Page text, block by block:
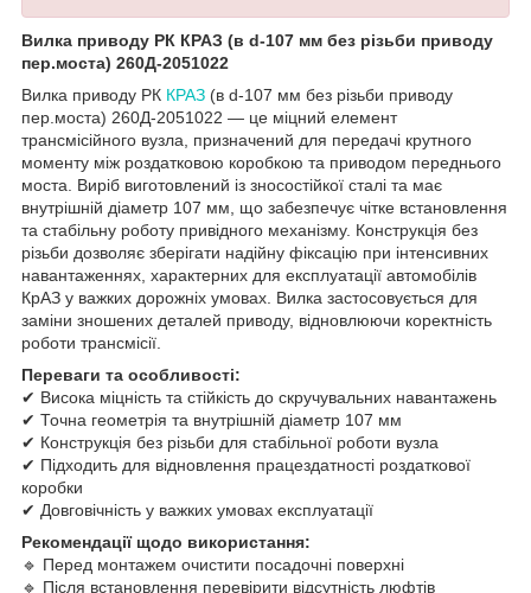
Вилка приводу РК КРАЗ (в d-107 мм без різьби приводу
пер.моста) 260Д-2051022
Вилка приводу РК КРАЗ (в d-107 мм без різьби приводу
пер.моста) 260Д-2051022 — це міцний елемент
трансмісійного вузла, призначений для передачі крутного
моменту між роздатковою коробкою та приводом переднього
моста. Виріб виготовлений із зносостійкої сталі та має
внутрішній діаметр 107 мм, що забезпечує чітке встановлення
та стабільну роботу привідного механізму. Конструкція без
різьби дозволяє зберігати надійну фіксацію при інтенсивних
навантаженнях, характерних для експлуатації автомобілів
КрАЗ у важких дорожніх умовах. Вилка застосовується для
заміни зношених деталей приводу, відновлюючи коректність
роботи трансмісії.
Переваги та особливості:
✔ Висока міцність та стійкість до скручувальних навантажень
✔ Точна геометрія та внутрішній діаметр 107 мм
✔ Конструкція без різьби для стабільної роботи вузла
✔ Підходить для відновлення працездатності роздаткової
коробки
✔ Довговічність у важких умовах експлуатації
Рекомендації щодо використання:
🔹 Перед монтажем очистити посадочні поверхні
🔹 Після встановлення перевірити відсутність люфтів